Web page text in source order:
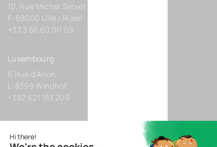
10, Rue Michel Servet
F-59000 Lille / Rijsel
+33 3 56 60 00 09
Luxembourg
6 Rue d’Arlon
L-8399 Windhof
+352 621 183 209
Zollhof 8